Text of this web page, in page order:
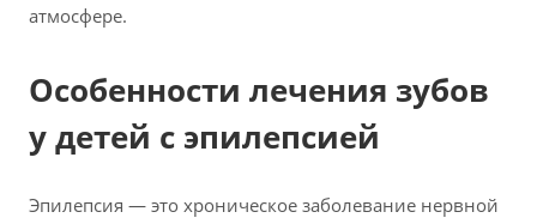
атмосфере.
Особенности лечения зубов
у детей с эпилепсией
Эпилепсия — это хроническое заболевание нервной